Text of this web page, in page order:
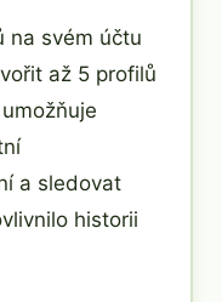
na svém účtu
až 5 profilů
a sledovat
historii